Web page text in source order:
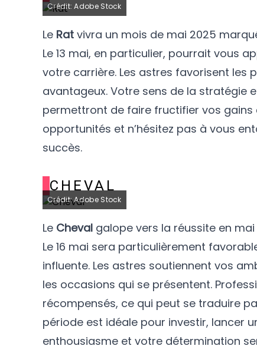
Crédit: Adobe Stock
Le Rat vivra un mois de mai 2025
Le 13 mai, en particulier, pourrait vous
votre carrière. Les astres favorisent les
avantageux. Votre sens de la stratégie
permettront de faire fructifier vos gains
opportunités et n’hésitez pas à vous
succès.
CHEVAL
Crédit: Adobe Stock
Le Cheval galope vers la réussite en
Le 16 mai sera particulièrement
influente. Les astres soutiennent vos
les occasions qui se présentent.
récompensés, ce qui peut se traduire
période est idéale pour investir, lancer
enthousiasme et votre détermination